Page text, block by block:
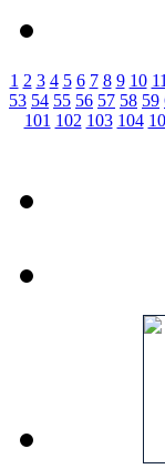
1 2 3 4 5 6 7 8 9 10 11
53 54 55 56 57 58 59
101 102 103 104